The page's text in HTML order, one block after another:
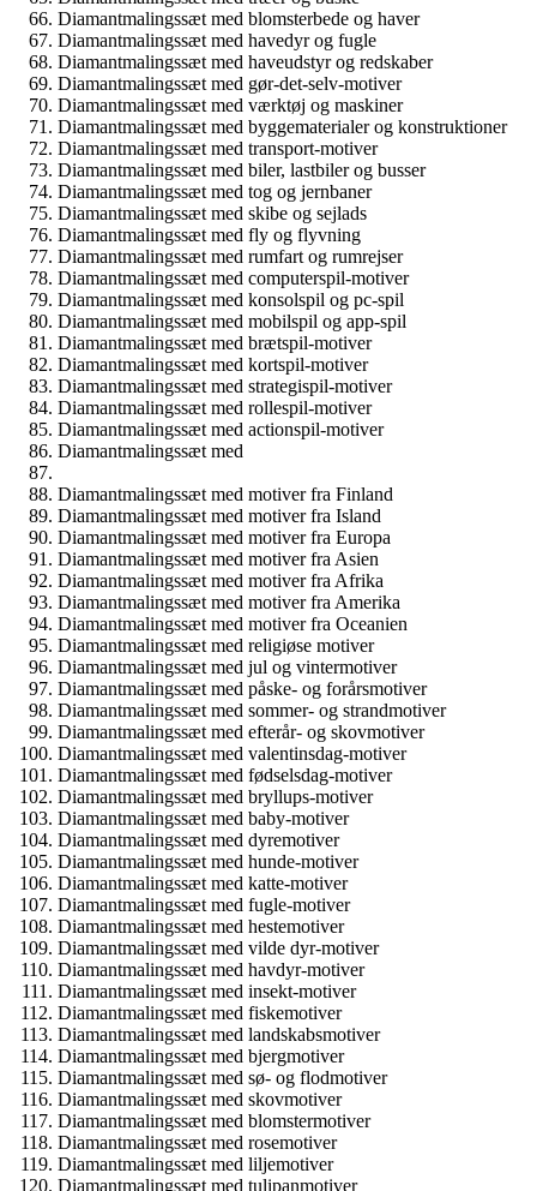
Diamantmalingssæt med blomsterbede og haver
Diamantmalingssæt med havedyr og fugle
Diamantmalingssæt med haveudstyr og redskaber
Diamantmalingssæt med gør-det-selv-motiver
Diamantmalingssæt med værktøj og maskiner
Diamantmalingssæt med byggematerialer og konstruktioner
Diamantmalingssæt med transport-motiver
Diamantmalingssæt med biler, lastbiler og busser
Diamantmalingssæt med tog og jernbaner
Diamantmalingssæt med skibe og sejlads
Diamantmalingssæt med fly og flyvning
Diamantmalingssæt med rumfart og rumrejser
Diamantmalingssæt med computerspil-motiver
Diamantmalingssæt med konsolspil og pc-spil
Diamantmalingssæt med mobilspil og app-spil
Diamantmalingssæt med brætspil-motiver
Diamantmalingssæt med kortspil-motiver
Diamantmalingssæt med strategispil-motiver
Diamantmalingssæt med rollespil-motiver
Diamantmalingssæt med actionspil-motiver
Diamantmalingssæt med
Diamantmalingssæt med motiver fra Finland
Diamantmalingssæt med motiver fra Island
Diamantmalingssæt med motiver fra Europa
Diamantmalingssæt med motiver fra Asien
Diamantmalingssæt med motiver fra Afrika
Diamantmalingssæt med motiver fra Amerika
Diamantmalingssæt med motiver fra Oceanien
Diamantmalingssæt med religiøse motiver
Diamantmalingssæt med jul og vintermotiver
Diamantmalingssæt med påske- og forårsmotiver
Diamantmalingssæt med sommer- og strandmotiver
Diamantmalingssæt med efterår- og skovmotiver
Diamantmalingssæt med valentinsdag-motiver
Diamantmalingssæt med fødselsdag-motiver
Diamantmalingssæt med bryllups-motiver
Diamantmalingssæt med baby-motiver
Diamantmalingssæt med dyremotiver
Diamantmalingssæt med hunde-motiver
Diamantmalingssæt med katte-motiver
Diamantmalingssæt med fugle-motiver
Diamantmalingssæt med hestemotiver
Diamantmalingssæt med vilde dyr-motiver
Diamantmalingssæt med havdyr-motiver
Diamantmalingssæt med insekt-motiver
Diamantmalingssæt med fiskemotiver
Diamantmalingssæt med landskabsmotiver
Diamantmalingssæt med bjergmotiver
Diamantmalingssæt med sø- og flodmotiver
Diamantmalingssæt med skovmotiver
Diamantmalingssæt med blomstermotiver
Diamantmalingssæt med rosemotiver
Diamantmalingssæt med liljemotiver
Diamantmalingssæt med tulipanmotiver